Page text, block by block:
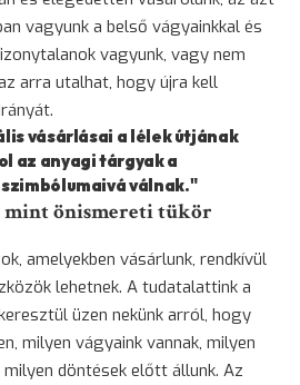
vagyunk a belső vágyainkkal és
vagyunk, vagy nem
arra utalhat, hogy újra kell
vásárlásai a lélek útjának
az anyagi tárgyak a
válnak."
mint önismereti tükör
amelyekben vásárlunk, rendkívül
lehetnek. A tudatalattink a
üzen nekünk arról, hogy
milyen vágyaink vannak, milyen
döntések előtt állunk. Az